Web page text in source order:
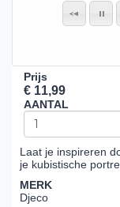
Prijs
€ 11,99
AANTAL
Laat je inspireren
je kubistische
MERK
Djeco